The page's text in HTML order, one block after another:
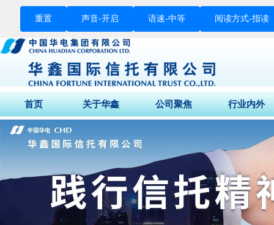
重置 声音-开启 语速-中等 阅读方式-指读
首页 关于华鑫
公司介绍
公司荣誉
股东结构
组织架构
公司聚焦 行业内外
行业要闻
征信专栏